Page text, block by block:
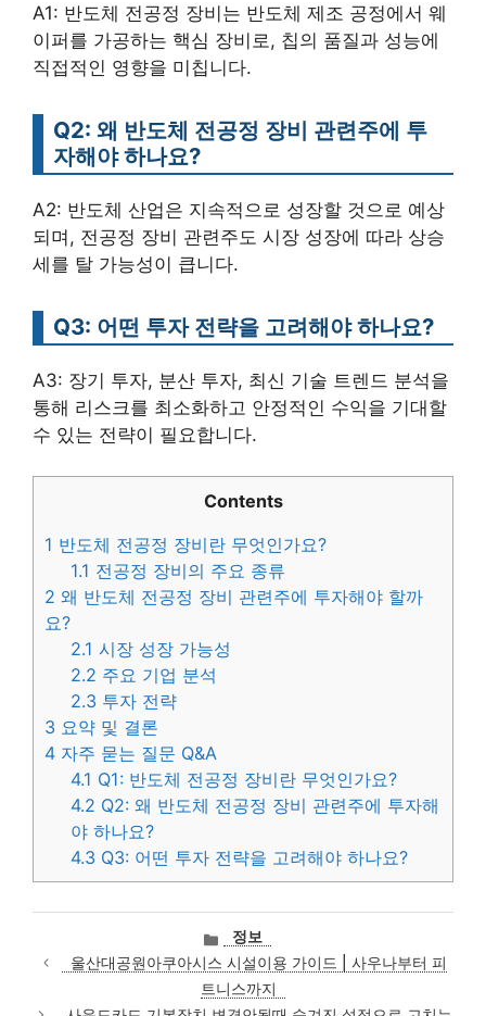
A1: 반도체 전공정 장비는 반도체 제조 공정에서 웨
이퍼를 가공하는 핵심 장비로, 칩의 품질과 성능에
직접적인 영향을 미칩니다.
Q2: 왜 반도체 전공정 장비 관련주에 투
자해야 하나요?
A2: 반도체 산업은 지속적으로 성장할 것으로 예상
되며, 전공정 장비 관련주도 시장 성장에 따라 상승
세를 탈 가능성이 큽니다.
Q3: 어떤 투자 전략을 고려해야 하나요?
A3: 장기 투자, 분산 투자, 최신 기술 트렌드 분석을
통해 리스크를 최소화하고 안정적인 수익을 기대할
수 있는 전략이 필요합니다.
Contents
1 반도체 전공정 장비란 무엇인가요?
1.1 전공정 장비의 주요 종류
2 왜 반도체 전공정 장비 관련주에 투자해야 할까
요?
2.1 시장 성장 가능성
2.2 주요 기업 분석
2.3 투자 전략
3 요약 및 결론
4 자주 묻는 질문 Q&A
4.1 Q1: 반도체 전공정 장비란 무엇인가요?
4.2 Q2: 왜 반도체 전공정 장비 관련주에 투자해
야 하나요?
4.3 Q3: 어떤 투자 전략을 고려해야 하나요?
카
테
고
리
정보
울산대공원아쿠아시스 시설이용 가이드 | 사우나부터 피
트니스까지